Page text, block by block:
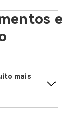
e
mais